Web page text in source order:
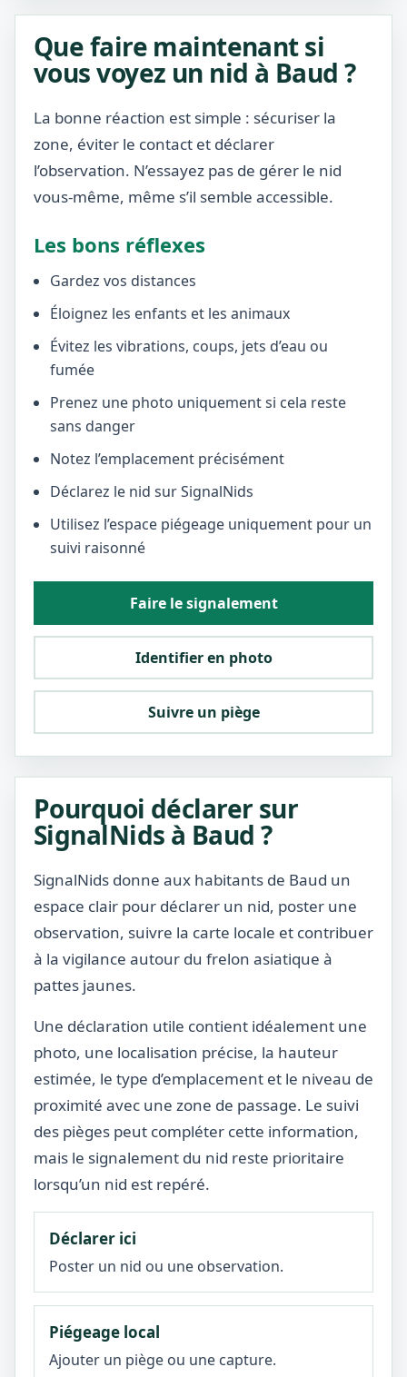
Que faire maintenant si
vous voyez un nid à Baud ?
La bonne réaction est simple : sécuriser la
zone, éviter le contact et déclarer
l’observation. N’essayez pas de gérer le nid
vous-même, même s’il semble accessible.
Les bons réflexes
Gardez vos distances
Éloignez les enfants et les animaux
Évitez les vibrations, coups, jets d’eau ou
fumée
Prenez une photo uniquement si cela reste
sans danger
Notez l’emplacement précisément
Déclarez le nid sur SignalNids
Utilisez l’espace piégeage uniquement pour un
suivi raisonné
Faire le signalement
Identifier en photo
Suivre un piège
Pourquoi déclarer sur
SignalNids à Baud ?
SignalNids donne aux habitants de Baud un
espace clair pour déclarer un nid, poster une
observation, suivre la carte locale et contribuer
à la vigilance autour du frelon asiatique à
pattes jaunes.
Une déclaration utile contient idéalement une
photo, une localisation précise, la hauteur
estimée, le type d’emplacement et le niveau de
proximité avec une zone de passage. Le suivi
des pièges peut compléter cette information,
mais le signalement du nid reste prioritaire
lorsqu’un nid est repéré.
Déclarer ici
Poster un nid ou une observation.
Piégeage local
Ajouter un piège ou une capture.